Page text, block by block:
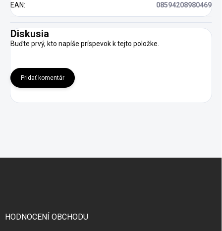
EAN: 08594208980469
Diskusia
Buďte prvý, kto napíše príspevok k tejto položke.
Pridať komentár
HODNOCENÍ OBCHODU